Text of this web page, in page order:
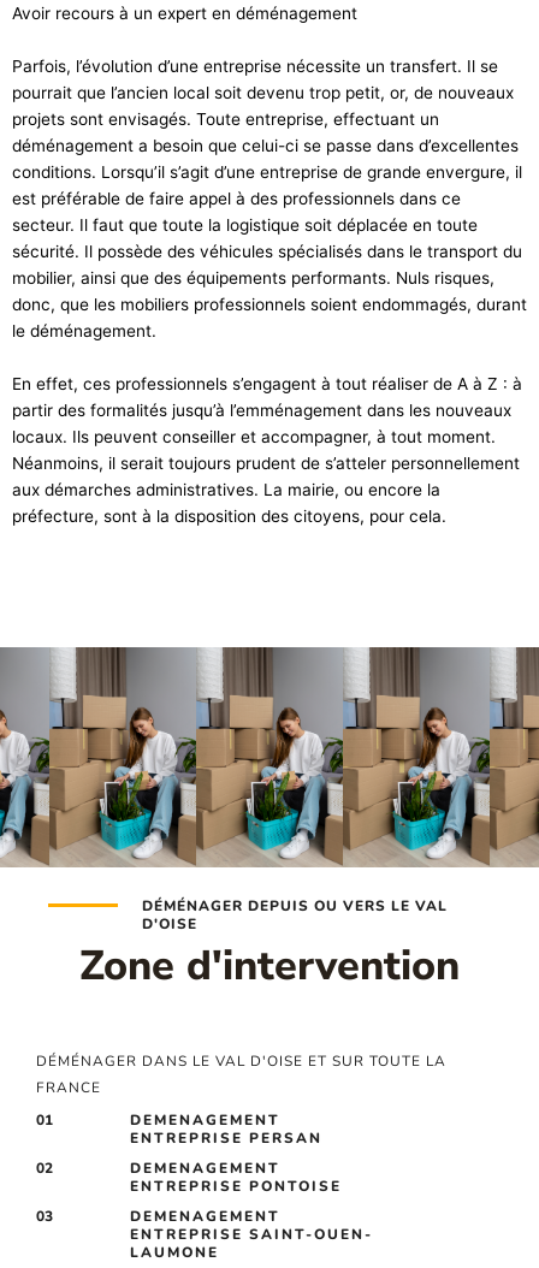
Avoir recours à un expert en déménagement
Parfois, l’évolution d’une entreprise nécessite un transfert. Il se
pourrait que l’ancien local soit devenu trop petit, or, de nouveaux
projets sont envisagés. Toute entreprise, effectuant un
déménagement a besoin que celui-ci se passe dans d’excellentes
conditions. Lorsqu’il s’agit d’une entreprise de grande envergure, il
est préférable de faire appel à des professionnels dans ce
secteur. Il faut que toute la logistique soit déplacée en toute
sécurité. Il possède des véhicules spécialisés dans le transport du
mobilier, ainsi que des équipements performants. Nuls risques,
donc, que les mobiliers professionnels soient endommagés, durant
le déménagement.
En effet, ces professionnels s’engagent à tout réaliser de A à Z : à
partir des formalités jusqu’à l’emménagement dans les nouveaux
locaux. Ils peuvent conseiller et accompagner, à tout moment.
Néanmoins, il serait toujours prudent de s’atteler personnellement
aux démarches administratives. La mairie, ou encore la
préfecture, sont à la disposition des citoyens, pour cela.
DÉMÉNAGER DEPUIS OU VERS LE VAL
D'OISE
Zone d'intervention
DÉMÉNAGER DANS LE VAL D'OISE ET SUR TOUTE LA
FRANCE
01
DEMENAGEMENT
ENTREPRISE PERSAN
02
DEMENAGEMENT
ENTREPRISE PONTOISE
03
DEMENAGEMENT
ENTREPRISE SAINT-OUEN-
LAUMONE